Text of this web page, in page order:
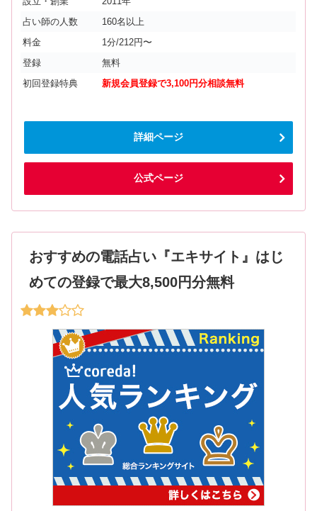
占い師の人数
160名以上
料金
1分/212円〜
登録
無料
初回登録特典
新規会員登録で3,100円分相談無料
詳細ページ
公式ページ
おすすめの電話占い『エキサイト』はじ
めての登録で最大8,500円分無料